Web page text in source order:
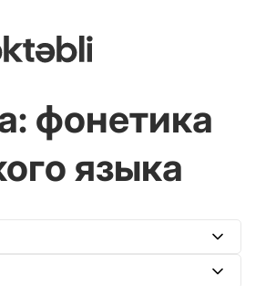
фонетика
языка